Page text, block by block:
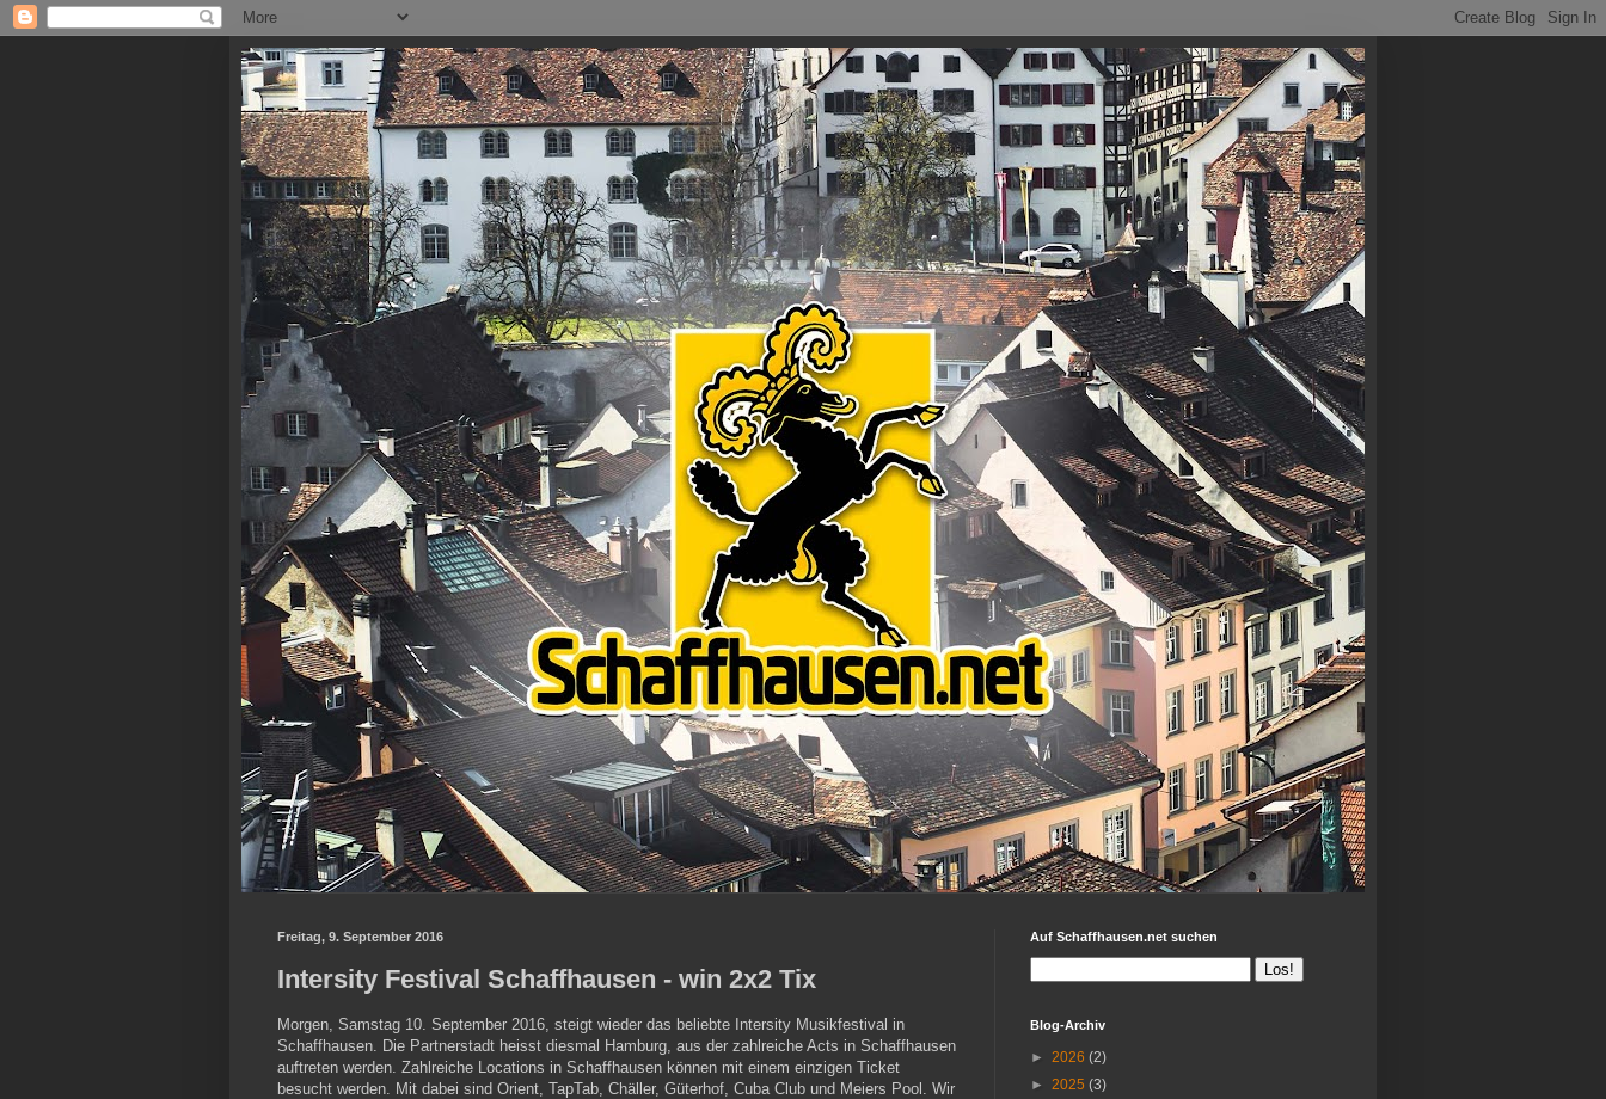
Freitag, 9. September 2016
Intersity Festival Schaffhausen - win 2x2 Tix
Morgen, Samstag 10. September 2016, steigt wieder das beliebte Intersity Musikfestival in
Schaffhausen. Die Partnerstadt heisst diesmal Hamburg, aus der zahlreiche Acts in Schaffhausen
auftreten werden. Zahlreiche Locations in Schaffhausen können mit einem einzigen Ticket
besucht werden. Mit dabei sind Orient, TapTab, Chäller, Güterhof, Cuba Club und Meiers Pool. Wir
Auf Schaffhausen.net suchen
Blog-Archiv
► 2026 (2)
► 2025 (3)